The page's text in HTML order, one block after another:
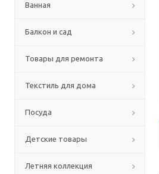
Ванная
Балкон и сад
Товары для ремонта
Текстиль для дома
Посуда
Детские товары
Летняя коллекция